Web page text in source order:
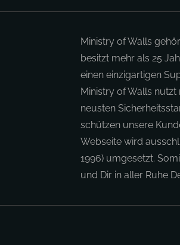
Ministry of Walls
besitzt mehr als 25
einen einzigartigen
Ministry of Walls
neusten
schützen unsere
Webseite wird
1996) umgesetzt.
und Dir in aller Ruhe